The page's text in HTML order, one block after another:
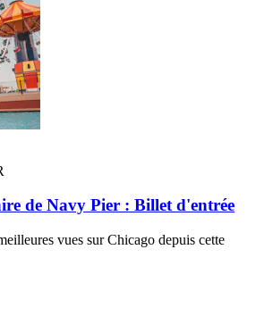
de Navy Pier : Billet d'entrée
vues sur Chicago depuis cette